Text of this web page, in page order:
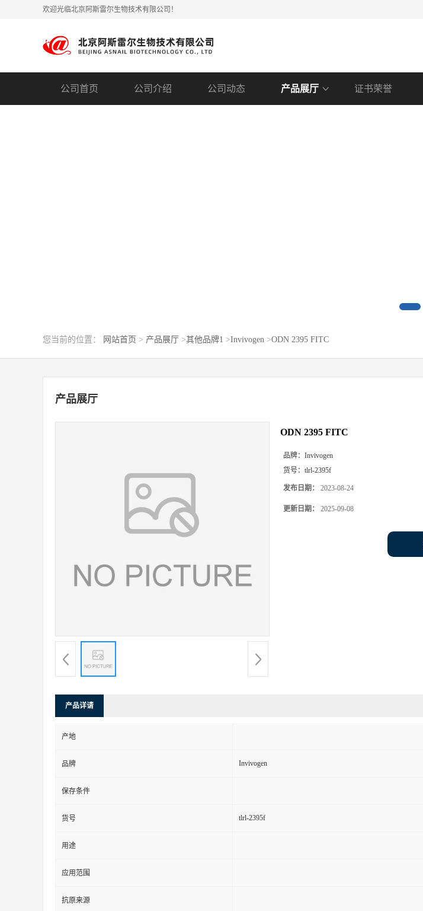
欢迎光临北京阿斯雷尔生物技术有限公司！
公司首页 公司介绍 公司动态 产品展厅 证书荣誉
您当前的位置： 网站首页 > 产品展厅 >其他品牌1 >Invivogen >ODN 2395 FITC
产品展厅
ODN 2395 FITC
品牌： Invivogen
货号： tlrl-2395f
发布日期： 2023-08-24
更新日期： 2025-09-08
产品详请
产地
品牌 Invivogen
保存条件
货号 tlrl-2395f
用途
应用范围
抗原来源